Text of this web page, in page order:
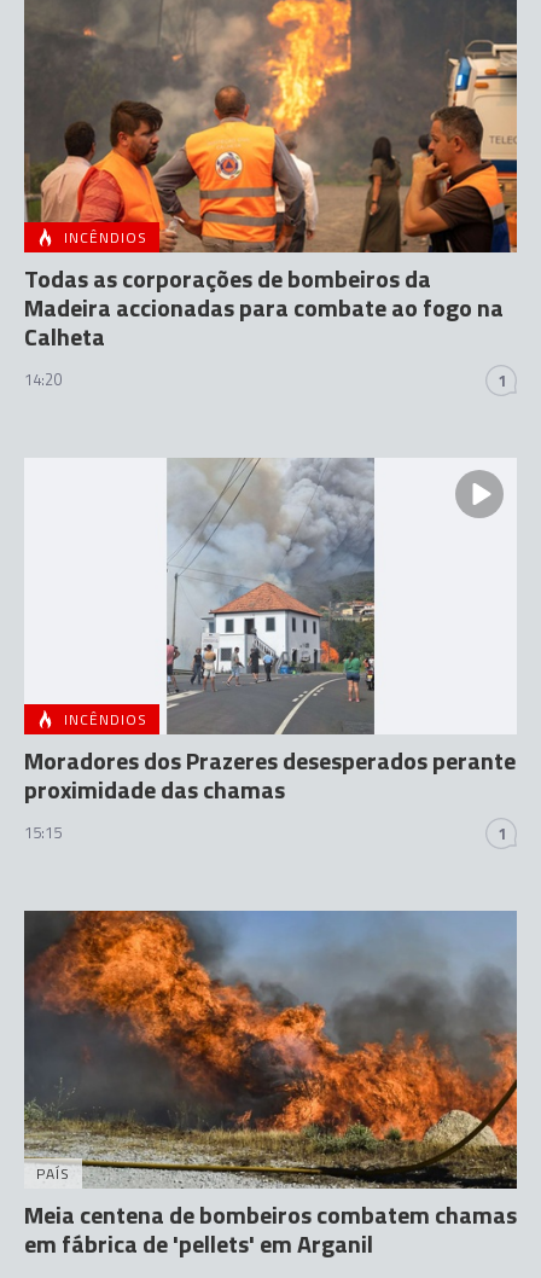
INCÊNDIOS
Todas as corporações de bombeiros da
Madeira accionadas para combate ao fogo na
Calheta
14:20 1
INCÊNDIOS
Moradores dos Prazeres desesperados perante
proximidade das chamas
15:15 1
PAÍS
Meia centena de bombeiros combatem chamas
em fábrica de 'pellets' em Arganil